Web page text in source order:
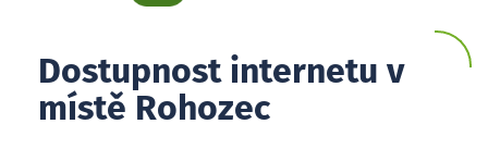
Dostupnost internetu v
místě Rohozec